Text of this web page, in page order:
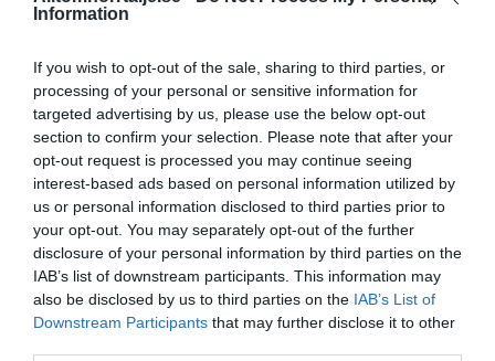
Information
If you wish to opt-out of the sale, sharing to third parties, or
processing of your personal or sensitive information for
targeted advertising by us, please use the below opt-out
section to confirm your selection. Please note that after your
opt-out request is processed you may continue seeing
interest-based ads based on personal information utilized by
us or personal information disclosed to third parties prior to
your opt-out. You may separately opt-out of the further
disclosure of your personal information by third parties on the
IAB’s list of downstream participants. This information may
also be disclosed by us to third parties on the IAB’s List of
Downstream Participants that may further disclose it to other
Panthalassa Åre AB registrerat –
25/3 NYA BOLAG
Nytt fastighetsförvaltningsbolag registerat i
Norrtälje
Trålen 24 AB registrerat
18/3 NYA BOLAG
NordHem Måleri AB registrerat –
måleriföretag i Norrtälje